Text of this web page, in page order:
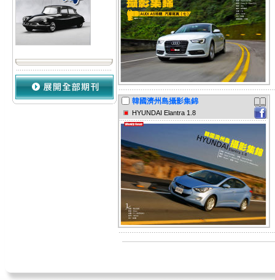
韓國濟州島攝影集錦
HYUNDAI Elantra 1.8